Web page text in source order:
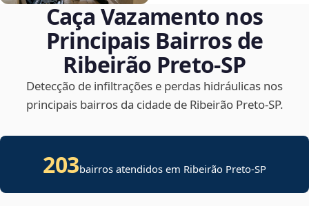
Caça Vazamento nos
Principais Bairros de
Ribeirão Preto‑SP
Detecção de infiltrações e perdas hidráulicas nos
principais bairros da cidade de Ribeirão Preto‑SP.
203bairros atendidos em Ribeirão Preto-SP